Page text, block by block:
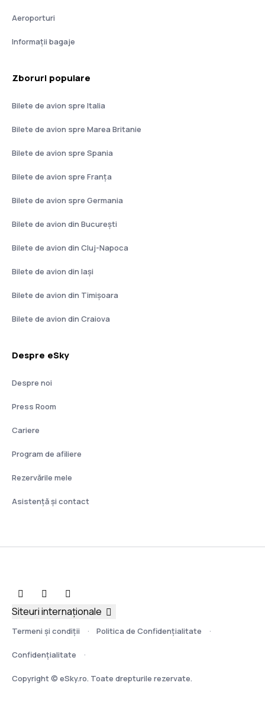
Aeroporturi
Informații bagaje
Zboruri populare
Bilete de avion spre Italia
Bilete de avion spre Marea Britanie
Bilete de avion spre Spania
Bilete de avion spre Franţa
Bilete de avion spre Germania
Bilete de avion din București
Bilete de avion din Cluj-Napoca
Bilete de avion din Iași
Bilete de avion din Timișoara
Bilete de avion din Craiova
Despre eSky
Despre noi
Press Room
Cariere
Program de afiliere
Rezervările mele
Asistenţă şi contact
Termeni şi condiţii Politica de Confidențialitate
Confidențialitate
Copyright © eSky.ro. Toate drepturile rezervate.
Siteuri internaționale